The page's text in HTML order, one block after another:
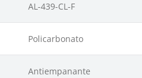
AL-439-CL-F
Policarbonato
Antiempanante